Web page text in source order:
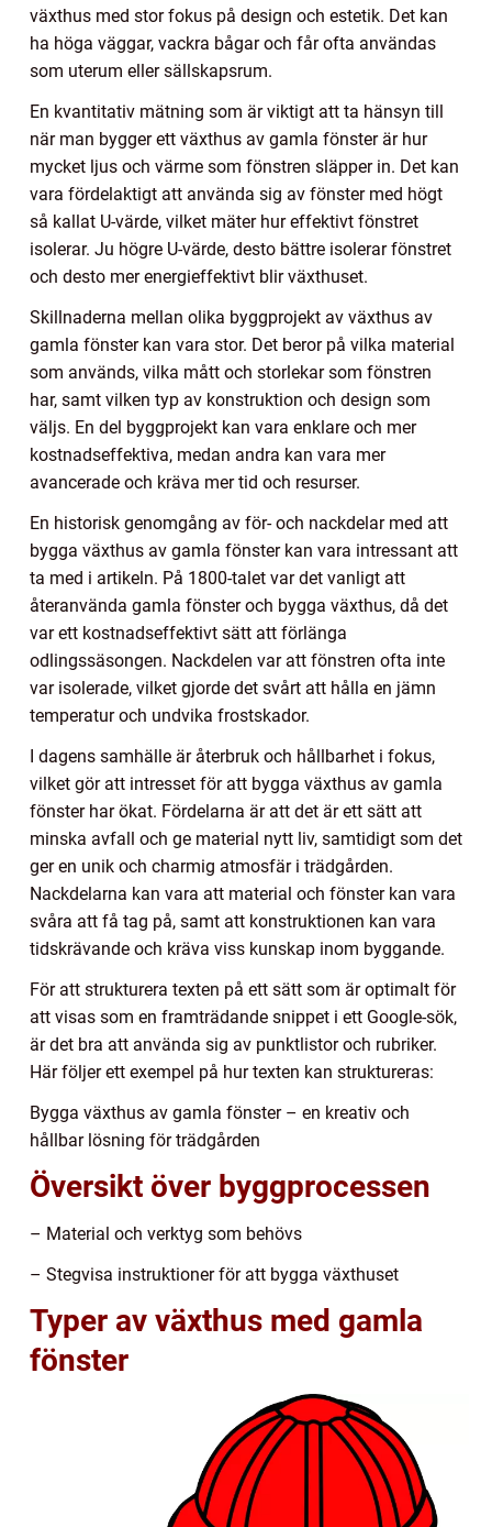
växthus med stor fokus på design och estetik. Det kan
ha höga väggar, vackra bågar och får ofta användas
som uterum eller sällskapsrum.
En kvantitativ mätning som är viktigt att ta hänsyn till
när man bygger ett växthus av gamla fönster är hur
mycket ljus och värme som fönstren släpper in. Det kan
vara fördelaktigt att använda sig av fönster med högt
så kallat U-värde, vilket mäter hur effektivt fönstret
isolerar. Ju högre U-värde, desto bättre isolerar fönstret
och desto mer energieffektivt blir växthuset.
Skillnaderna mellan olika byggprojekt av växthus av
gamla fönster kan vara stor. Det beror på vilka material
som används, vilka mått och storlekar som fönstren
har, samt vilken typ av konstruktion och design som
väljs. En del byggprojekt kan vara enklare och mer
kostnadseffektiva, medan andra kan vara mer
avancerade och kräva mer tid och resurser.
En historisk genomgång av för- och nackdelar med att
bygga växthus av gamla fönster kan vara intressant att
ta med i artikeln. På 1800-talet var det vanligt att
återanvända gamla fönster och bygga växthus, då det
var ett kostnadseffektivt sätt att förlänga
odlingssäsongen. Nackdelen var att fönstren ofta inte
var isolerade, vilket gjorde det svårt att hålla en jämn
temperatur och undvika frostskador.
I dagens samhälle är återbruk och hållbarhet i fokus,
vilket gör att intresset för att bygga växthus av gamla
fönster har ökat. Fördelarna är att det är ett sätt att
minska avfall och ge material nytt liv, samtidigt som det
ger en unik och charmig atmosfär i trädgården.
Nackdelarna kan vara att material och fönster kan vara
svåra att få tag på, samt att konstruktionen kan vara
tidskrävande och kräva viss kunskap inom byggande.
För att strukturera texten på ett sätt som är optimalt för
att visas som en framträdande snippet i ett Google-sök,
är det bra att använda sig av punktlistor och rubriker.
Här följer ett exempel på hur texten kan struktureras:
Bygga växthus av gamla fönster – en kreativ och
hållbar lösning för trädgården
Översikt över byggprocessen
– Material och verktyg som behövs
– Stegvisa instruktioner för att bygga växthuset
Typer av växthus med gamla
fönster